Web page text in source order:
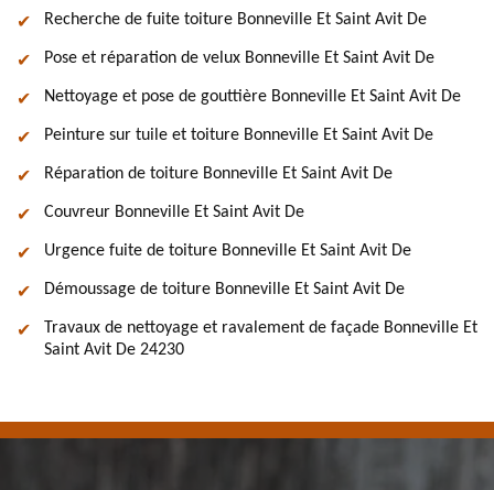
Recherche de fuite toiture Bonneville Et Saint Avit De
Pose et réparation de velux Bonneville Et Saint Avit De
Nettoyage et pose de gouttière Bonneville Et Saint Avit De
Peinture sur tuile et toiture Bonneville Et Saint Avit De
Réparation de toiture Bonneville Et Saint Avit De
Couvreur Bonneville Et Saint Avit De
Urgence fuite de toiture Bonneville Et Saint Avit De
Démoussage de toiture Bonneville Et Saint Avit De
Travaux de nettoyage et ravalement de façade Bonneville Et
Saint Avit De 24230